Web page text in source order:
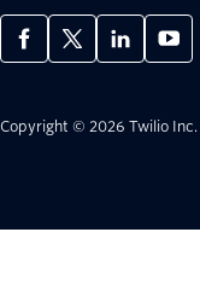
Copyright © 2026 Twilio Inc.